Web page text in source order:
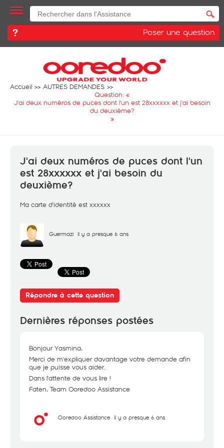
Poser une question
Accueil
AUTRES DEMANDES
Question: «
J'ai deux numéros de puces dont l'un est 28xxxxxx et j'ai besoin
du deuxième?
»
J'ai deux numéros de puces dont l'un
est 28xxxxxx et j'ai besoin du
deuxième?
Ma carte d'identité est xxxxxx
Guermazi il y a presque 6 ans
Répondre à cette question
Dernières réponses postées
Bonjour Yasmina,
Merci de m'expliquer davantage votre demande afin
que je puisse vous aider.
Dans l'attente de vous lire !
Faten, Team Ooredoo Assistance
Ooredoo Assistance il y a presque 6 ans